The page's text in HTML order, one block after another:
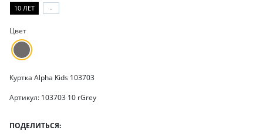
10 ЛЕТ -
Цвет
Куртка Alpha Kids 103703
Артикул: 103703 10 rGrey
ПОДЕЛИТЬСЯ: